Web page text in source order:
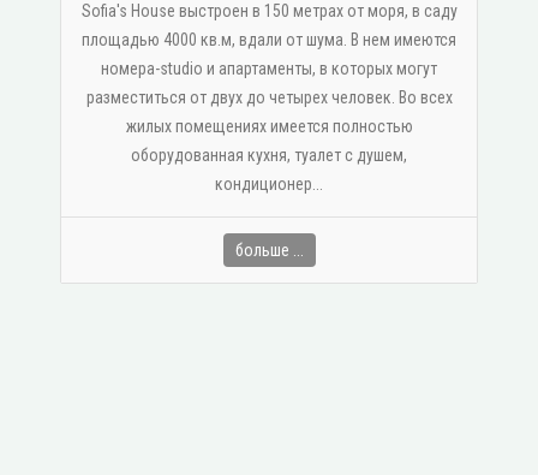
Sofia's House выстроен в 150 метрах от моря, в саду
площадью 4000 кв.м, вдали от шума. В нем имеются
номера-studio и апартаменты, в которых могут
разместиться от двух до четырех человек. Во всех
жилых помещениях имеется полностью
оборудованная кухня, туалет с душем,
κондиционер...
больше ...